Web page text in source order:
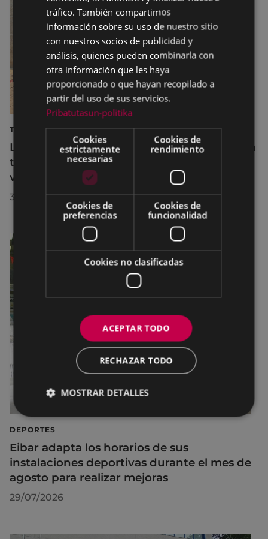
TURISMO
La diputada Azahara Domínguez destaca la
transformación turística de Eibar en su
visita a la localidad
30/07/2026
DEPORTES
Eibar adapta los horarios de sus
instalaciones deportivas durante el mes de
agosto para realizar mejoras
29/07/2026
tráfico. También compartimos
información sobre su uso de nuestro sitio
con nuestros socios de publicidad y
análisis, quienes pueden combinarla con
otra información que les haya
proporcionado o que hayan recopilado a
partir del uso de sus servicios.
Pribatutasun-politika
Cookies
estrictamente
necesarias
Cookies de
rendimiento
Cookies de
preferencias
Cookies de
funcionalidad
Cookies no clasificadas
ACEPTAR TODO
RECHAZAR TODO
MOSTRAR DETALLES